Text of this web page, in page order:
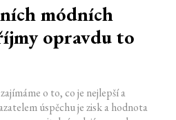
módních
opravdu to
o to, co je nejlepší a
úspěchu je zisk a hodnota